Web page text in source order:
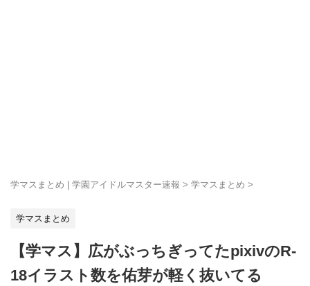
学マスまとめ | 学園アイドルマスター速報 > 学マスまとめ >
学マスまとめ
【学マス】広がぶっちぎってたpixivのR-
18イラスト数を佑芽が軽く抜いてる